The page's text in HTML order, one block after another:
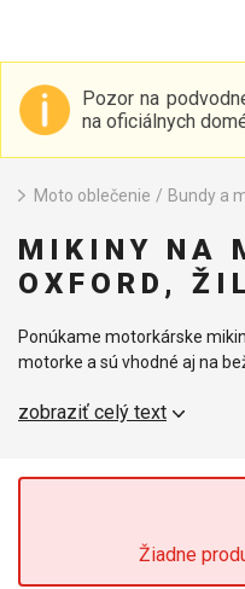
Pozor na
na oficiálnych
Moto oblečenie / Bundy a
MIKINY NA
OXFORD,
Ponúkame motorkárske
motorke a sú vhodné aj na
jazdu, iné sú obľúbené pre
zobraziť celý text
Žiadne